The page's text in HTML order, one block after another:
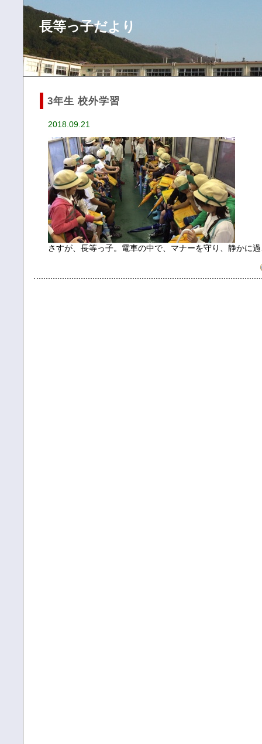
長等っ子だより
3年生 校外学習
2018.09.21
さすが、長等っ子。電車の中で、マナーを守り、静かに